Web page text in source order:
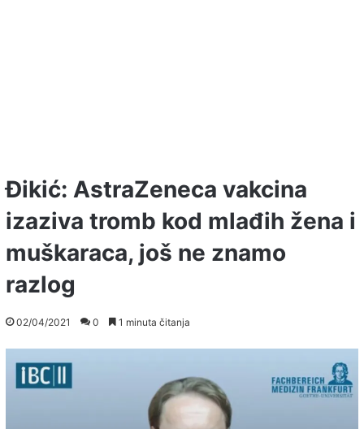
Đikić: AstraZeneca vakcina
izaziva tromb kod mlađih žena i
muškaraca, još ne znamo
razlog
02/04/2021 0 1 minuta čitanja